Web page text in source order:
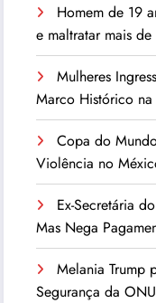
Homem de 19
e maltratar mais
Mulheres
Marco Histórico
Copa do
Violência no
Ex-Secretária
Mas Nega
Melania Trump
Segurança da